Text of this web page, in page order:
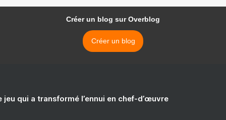
Créer un blog sur Overblog
Créer un blog
jeu qui a transformé l’ennui en chef-d’œuvre